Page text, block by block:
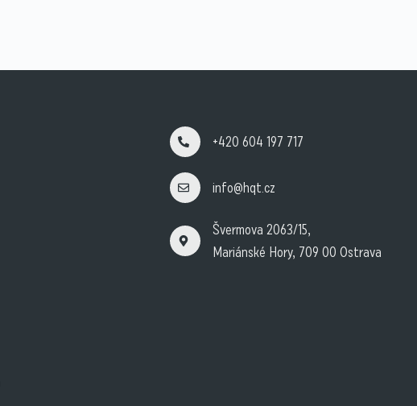
+420 604 197 717
info@hqt.cz
Švermova 2063/15,
Mariánské Hory, 709 00 Ostrava